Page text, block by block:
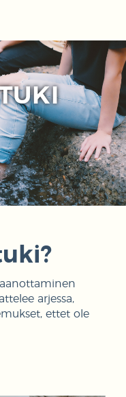
arjessa,
ettet ole